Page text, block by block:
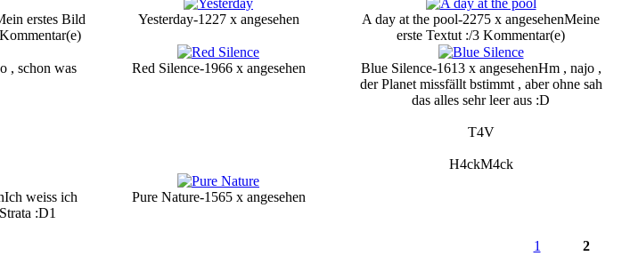
erstes Bild
Yesterday-1227 x angesehen A day at the pool-2275 x angesehenMeine
erste Textut :/3 Kommentar(e)
, schon was
Red Silence-1966 x angesehen Blue Silence-1613 x angesehenHm , najo ,
der Planet missfällt bstimmt , aber ohne sah
das alles sehr leer aus :D
T4V
H4ckM4ck
Ich weiss ich
:D1
Pure Nature-1565 x angesehen
1 2